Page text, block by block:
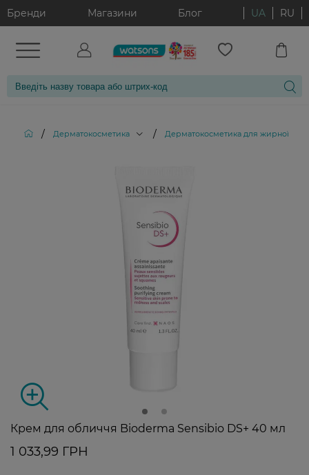
Бренди Магазини Блог UA RU
/ Дерматокосметика / Дерматокосметика для жирної та
Крем для обличчя Bioderma Sensibio DS+ 40 мл
1 033,99 ГРН